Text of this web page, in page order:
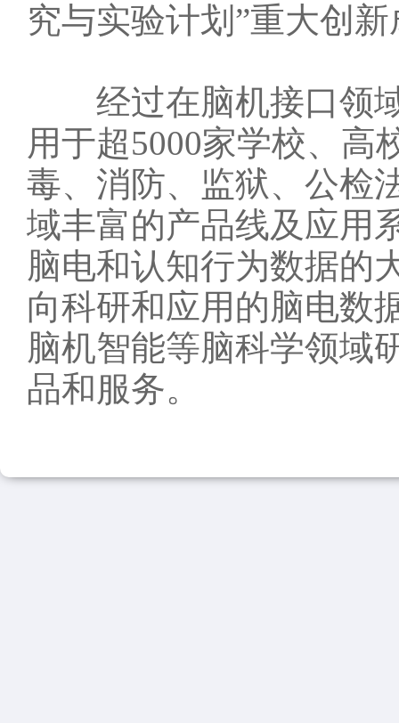
究与实验计划”重大创
经过在脑机接口领域
用于超5000家学校、高
毒、消防、监狱、公检
域丰富的产品线及应用
脑电和认知行为数据的
向科研和应用的脑电数
脑机智能等脑科学领域
品和服务。